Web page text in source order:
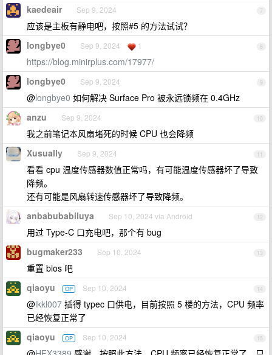
7
kaedeair Sep 9, 2024
应该是主板有静电吧，按照#5 的方法试试？
8
longbye0 Sep 9, 2024 1
https://blog.minirplus.com/17977/
9
longbye0 Sep 9, 2024
@longbye0 如何解决 Surface Pro 被永远锁频在 0.4GHz
10
anzu Sep 9, 2024
我之前笔记本风扇堵死的时候 CPU 也会降频
11
Xusually Sep 9, 2024
看看 cpu 温度传感器数值正常吗，有可能温度传感器坏了导致
降频。
还有可能是风扇转速传感器坏了导致降频。
12
anbabubabiluya Sep 10, 2024 via Android
用过 Type-C 口充电吧，那个有 bug
13
bugmaker233 Sep 10, 2024
重置 bios 吧
14
qiaoyu OP Sep 10, 2024
@lkkl007 插得 typec 口供电，目前按照 5 楼的方法，CPU 频率
已经恢复正常了
15
qiaoyu OP Sep 10, 2024